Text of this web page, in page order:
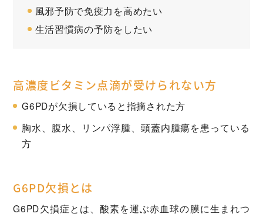
風邪予防で免疫力を高めたい
生活習慣病の予防をしたい
高濃度ビタミン点滴が受けられない方
G6PDが欠損していると指摘された方
胸水、腹水、リンパ浮腫、頭蓋内腫瘍を患っている
方
G6PD欠損とは
G6PD欠損症とは、酸素を運ぶ赤血球の膜に生まれつ